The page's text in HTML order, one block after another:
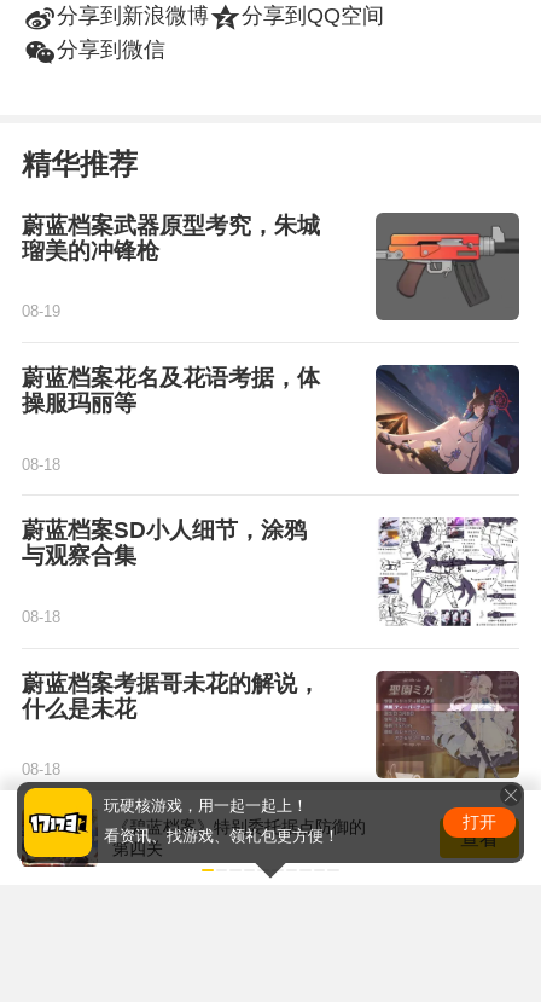
t分享到新浪微博z分享到QQ空间
w分享到微信
精华推荐
蔚蓝档案武器原型考究，朱城
瑠美的冲锋枪
08-19
蔚蓝档案花名及花语考据，体
操服玛丽等
08-18
蔚蓝档案SD小人细节，涂鸦
与观察合集
08-18
蔚蓝档案考据哥未花的解说，
什么是未花
08-18
蔚蓝档案突破材料的原型讲
解：错位的遗存
《碧蓝档案》特别委托据点防御的
第四关
查看
玩硬核游戏，用一起一起上！
看资讯、找游戏、领礼包更方便！
打开